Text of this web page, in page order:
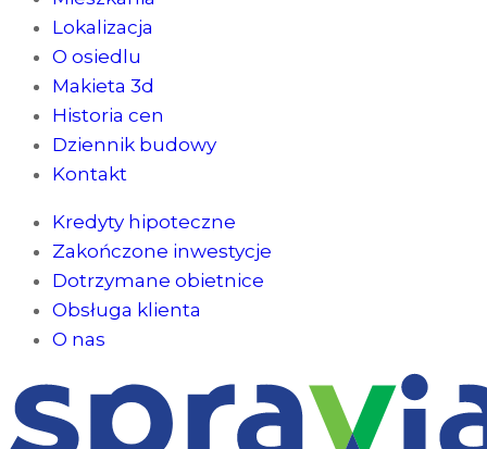
Lokalizacja
O osiedlu
Makieta 3d
Historia cen
Dziennik budowy
Kontakt
Kredyty hipoteczne
Zakończone inwestycje
Dotrzymane obietnice
Obsługa klienta
O nas